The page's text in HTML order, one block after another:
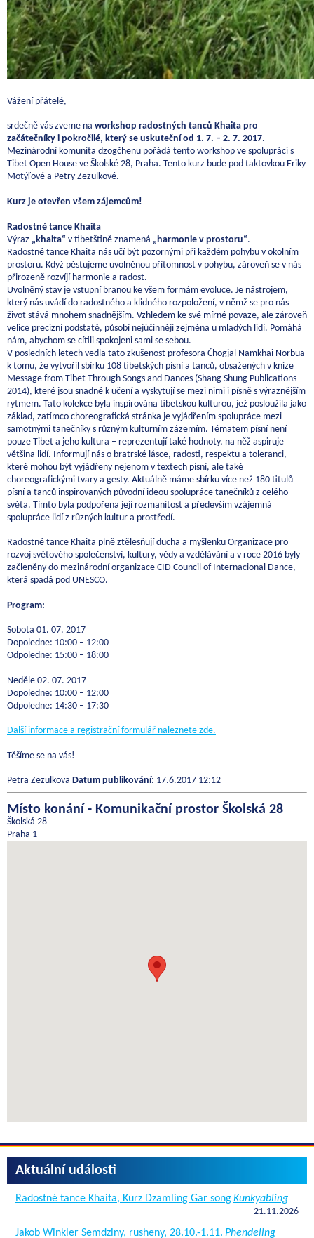
Vážení přátelé,
srdečně vás zveme na workshop radostných tanců Khaita pro
začátečníky i pokročilé, který se uskuteční od 1. 7. – 2. 7. 2017.
Mezinárodní komunita dzogčhenu pořádá tento workshop ve spolupráci s
Tibet Open House ve Školské 28, Praha. Tento kurz bude pod taktovkou Eriky
Motýľové a Petry Zezulkové.
Kurz je otevřen všem zájemcům!
Radostné tance Khaita
Výraz „khaita“ v tibetštině znamená „harmonie v prostoru“.
Radostné tance Khaita nás učí být pozornými při každém pohybu v okolním
prostoru. Když pěstujeme uvolněnou přítomnost v pohybu, zároveň se v nás
přirozeně rozvíjí harmonie a radost.
Uvolněný stav je vstupní branou ke všem formám evoluce. Je nástrojem,
který nás uvádí do radostného a klidného rozpoložení, v němž se pro nás
život stává mnohem snadnějším. Vzhledem ke své mírné povaze, ale zároveň
velice precizní podstatě, působí nejúčinněji zejména u mladých lidí. Pomáhá
nám, abychom se cítili spokojeni sami se sebou.
V posledních letech vedla tato zkušenost profesora Čhögjal Namkhai Norbua
k tomu, že vytvořil sbírku 108 tibetských písní a tanců, obsažených v knize
Message from Tibet Through Songs and Dances (Shang Shung Publications
2014), které jsou snadné k učení a vyskytují se mezi nimi i písně s výraznějším
rytmem. Tato kolekce byla inspirována tibetskou kulturou, jež posloužila jako
základ, zatímco choreografická stránka je vyjádřením spolupráce mezi
samotnými tanečníky s různým kulturním zázemím. Tématem písní není
pouze Tibet a jeho kultura – reprezentují také hodnoty, na něž aspiruje
většina lidí. Informují nás o bratrské lásce, radosti, respektu a toleranci,
které mohou být vyjádřeny nejenom v textech písní, ale také
choreografickými tvary a gesty. Aktuálně máme sbírku více než 180 titulů
písní a tanců inspirovaných původní ideou spolupráce tanečníků z celého
světa. Tímto byla podpořena její rozmanitost a především vzájemná
spolupráce lidí z různých kultur a prostředí.
Radostné tance Khaita plně ztělesňují ducha a myšlenku Organizace pro
rozvoj světového společenství, kultury, vědy a vzdělávání a v roce 2016 byly
začleněny do mezinárodní organizace CID Council of Internacional Dance,
která spadá pod UNESCO.
Program:
Sobota 01. 07. 2017
Dopoledne: 10:00 – 12:00
Odpoledne: 15:00 – 18:00
Neděle 02. 07. 2017
Dopoledne: 10:00 – 12:00
Odpoledne: 14:30 – 17:30
Další informace a registrační formulář naleznete zde.
Těšíme se na vás!
Petra Zezulkova Datum publikování: 17.6.2017 12:12
Místo konání - Komunikační prostor Školská 28
Školská 28
Praha 1
Aktuální události
Radostné tance Khaita, Kurz Dzamling Gar songKunkyabling
21.11.2026
Jakob Winkler Semdziny, rusheny, 28.10.-1.11. Phendeling